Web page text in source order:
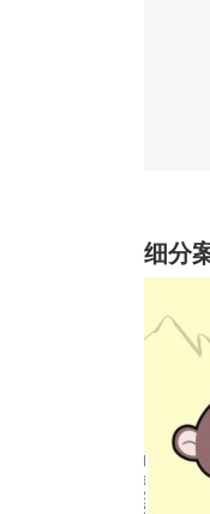
细分